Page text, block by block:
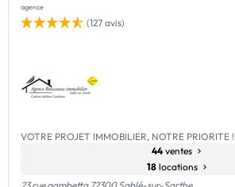
agence
(127 avis)
VOTRE PROJET IMMOBILIER, NOTRE PRIORITE !
44 ventes
18locations